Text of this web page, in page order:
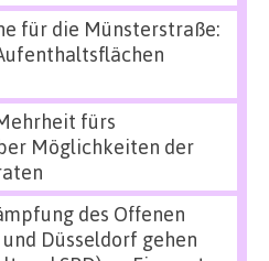
für die Münsterstraße:
fürs
Möglichkeiten der
des Offenen
Düsseldorf gehen